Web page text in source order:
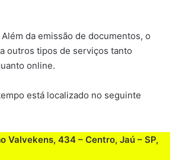
da emissão de documentos, o
outros tipos de serviços tanto
online.
está localizado no seguinte
Valvekens, 434 – Centro, Jaú – SP,